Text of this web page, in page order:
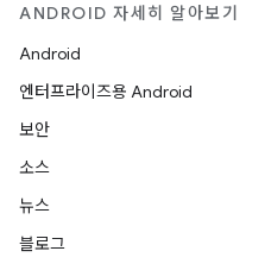
ANDROID 자세히 알아보기
Android
엔터프라이즈용 Android
보안
소스
뉴스
블로그